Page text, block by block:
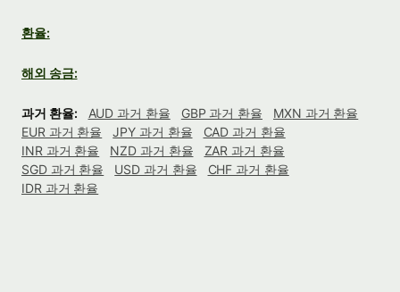
환율:
해외 송금:
과거 환율: AUD 과거 환율 GBP 과거 환율
MXN 과거 환율
EUR 과거 환율
JPY 과거 환율
CAD 과거 환율
INR 과거 환율
NZD 과거 환율
ZAR 과거 환율
SGD 과거 환율
USD 과거 환율
CHF 과거 환율
IDR 과거 환율